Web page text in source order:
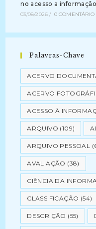
no acesso a
03/08/2026 / 0 COMENTÁRIO
Palavras-Chave
ACERVO
ACERVO
ACESSO À
ARQUIVO (109)
ARQUIVO PESSOAL
AVALIAÇÃO (38)
CIÊNCIA DA
CLASSIFICAÇÃO (54)
DESCRIÇÃO (55)